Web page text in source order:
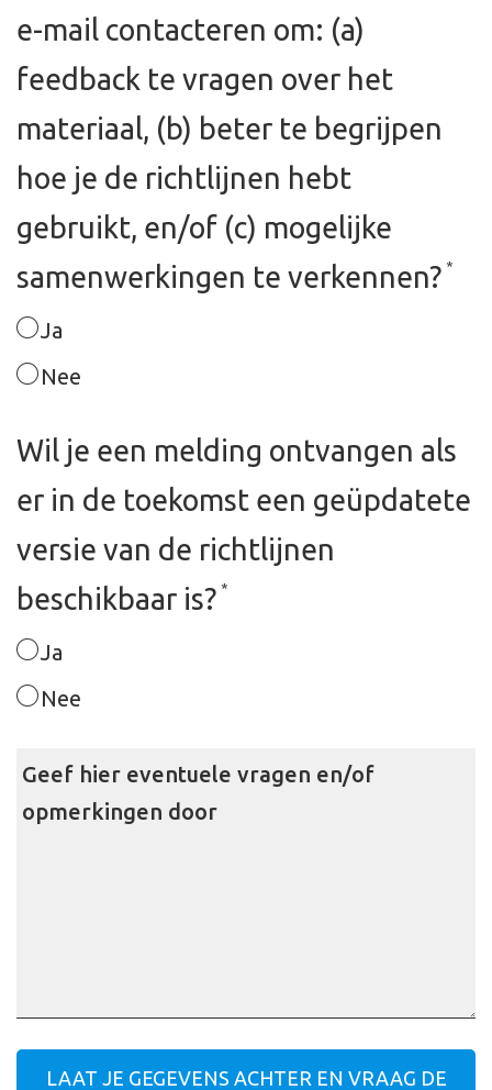
e-mail contacteren om: (a)
feedback te vragen over het
materiaal, (b) beter te begrijpen
hoe je de richtlijnen hebt
gebruikt, en/of (c) mogelijke
samenwerkingen te verkennen? *
Ja
Nee
Wil je een melding ontvangen als
er in de toekomst een geüpdatete
versie van de richtlijnen
beschikbaar is? *
Ja
Nee
Geef hier eventuele vragen en/of
opmerkingen door
LAAT JE GEGEVENS ACHTER EN VRAAG DE